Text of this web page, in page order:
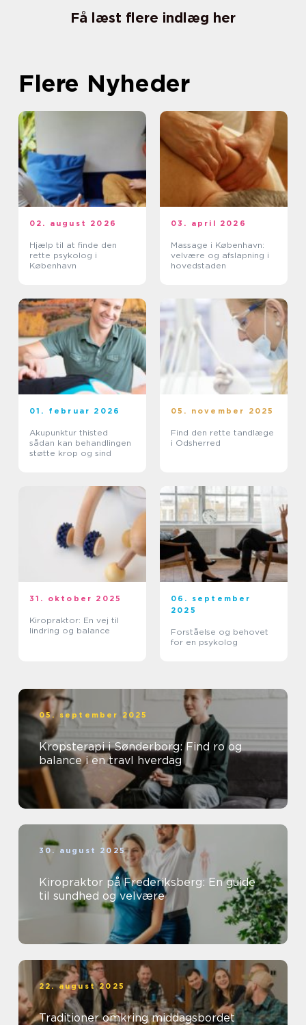
Få læst flere indlæg her
Flere Nyheder
02. august 2026
Hjælp til at finde den
rette psykolog i
København
03. april 2026
Massage i København:
velvære og afslapning i
hovedstaden
01. februar 2026
Akupunktur thisted
sådan kan behandlingen
støtte krop og sind
05. november 2025
Find den rette tandlæge
i Odsherred
31. oktober 2025
Kiropraktor: En vej til
lindring og balance
06. september
2025
Forståelse og behovet
for en psykolog
05. september 2025
Kropsterapi i Sønderborg: Find ro og
balance i en travl hverdag
30. august 2025
Kiropraktor på Frederiksberg: En guide
til sundhed og velvære
22. august 2025
Traditioner omkring middagsbordet